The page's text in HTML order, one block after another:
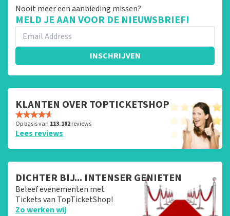
Nooit meer een aanbieding missen?
MELD JE AAN VOOR DE NIEUWSBRIEF!
INSCHRIJVEN
KLANTEN OVER TOPTICKETSHOP
Op basis van 113.182reviews
Lees reviews
DICHTER BIJ... INTENSER GENIETEN
Beleef evenementen met
Tickets van TopTicketShop!
Zo werken wij